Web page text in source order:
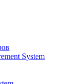
System